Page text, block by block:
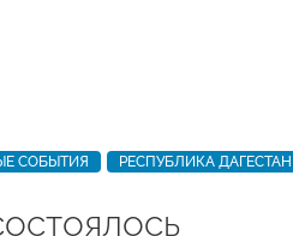
СОБЫТИЯ РЕСПУБЛИКА ДАГЕСТАН